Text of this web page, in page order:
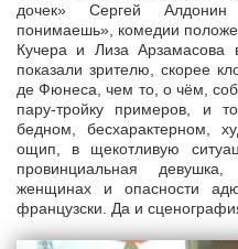
дочек» Сергей
понимаешь», комедии
Кучера и Лиза Арзамасова
показали зрителю, скорее
де Фюнеса, чем то, о чём,
пару-тройку примеров, и
бедном, бесхарактерном,
ощип, в щекотливую
провинциальная
женщинах и опасности
французски. Да и